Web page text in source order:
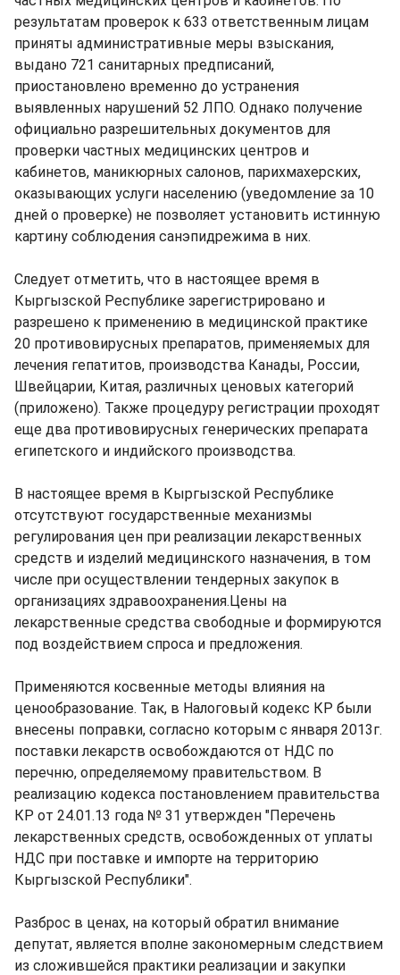
результатам проверок к 633 ответственным лицам
приняты административные меры взыскания,
выдано 721 санитарных предписаний,
приостановлено временно до устранения
выявленных нарушений 52 ЛПО. Однако получение
официально разрешительных документов для
проверки частных медицинских центров и
кабинетов, маникюрных салонов, парихмахерских,
оказывающих услуги населению (уведомление за 10
дней о проверке) не позволяет установить истинную
картину соблюдения санэпидрежима в них.
Следует отметить, что в настоящее время в
Кыргызской Республике зарегистрировано и
разрешено к применению в медицинской практике
20 противовирусных препаратов, применяемых для
лечения гепатитов, производства Канады, России,
Швейцарии, Китая, различных ценовых категорий
(приложено). Также процедуру регистрации проходят
еще два противовирусных генерических препарата
египетского и индийского производства.
В настоящее время в Кыргызской Республике
отсутствуют государственные механизмы
регулирования цен при реализации лекарственных
средств и изделий медицинского назначения, в том
числе при осуществлении тендерных закупок в
организациях здравоохранения.Цены на
лекарственные средства свободные и формируются
под воздействием спроса и предложения.
Применяются косвенные методы влияния на
ценообразование. Так, в Налоговый кодекс КР были
внесены поправки, согласно которым с января 2013г.
поставки лекарств освобождаются от НДС по
перечню, определяемому правительством. В
реализацию кодекса постановлением правительства
КР от 24.01.13 года № 31 утвержден "Перечень
лекарственных средств, освобожденных от уплаты
НДС при поставке и импорте на территорию
Кыргызской Республики".
Разброс в ценах, на который обратил внимание
депутат, является вполне закономерным следствием
из сложившейся практики реализации и закупки